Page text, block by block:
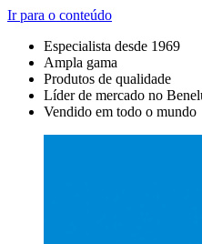
Ir para o conteúdo
Especialista desde 1969
Ampla gama
Produtos de qualidade
Líder de mercado no
Vendido em todo o mundo